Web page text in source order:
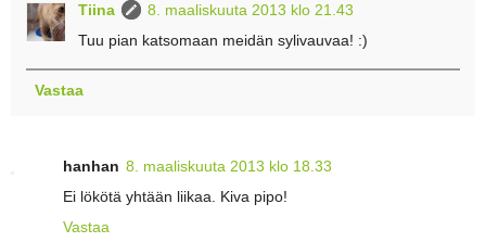
Tiina
8. maaliskuuta 2013 klo 21.43
Tuu pian katsomaan meidän sylivauvaa! :)
Vastaa
hanhan 8. maaliskuuta 2013 klo 18.33
Ei lökötä yhtään liikaa. Kiva pipo!
Vastaa